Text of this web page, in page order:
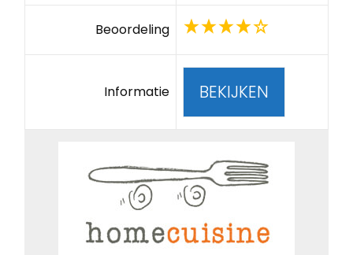
Beoordeling
Informatie BEKIJKEN